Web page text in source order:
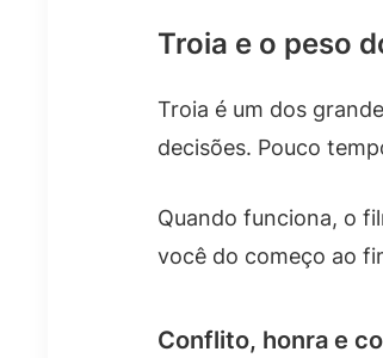
Troia e o peso
Troia é um dos
decisões. Pouco
Quando funciona, o
você do começo ao
Conflito, honra e